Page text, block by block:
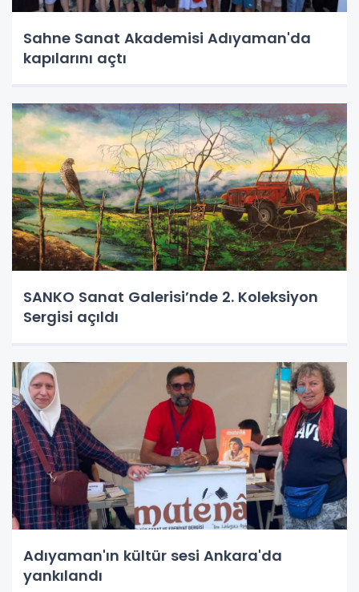
Sahne Sanat Akademisi Adıyaman'da
kapılarını açtı
SANKO Sanat Galerisi’nde 2. Koleksiyon
Sergisi açıldı
Adıyaman'ın kültür sesi Ankara'da
yankılandı